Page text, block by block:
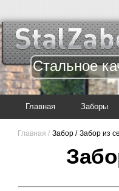
Стальное
Главная Заборы
Главная / Забор / Забор из